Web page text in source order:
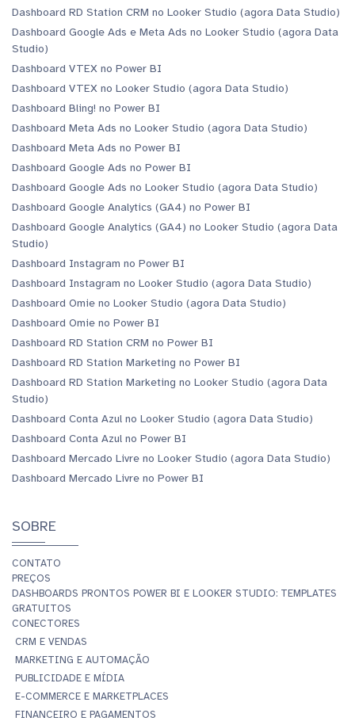
Dashboard RD Station CRM no Looker Studio (agora Data Studio)
Dashboard Google Ads e Meta Ads no Looker Studio (agora Data
Studio)
Dashboard VTEX no Power BI
Dashboard VTEX no Looker Studio (agora Data Studio)
Dashboard Bling! no Power BI
Dashboard Meta Ads no Looker Studio (agora Data Studio)
Dashboard Meta Ads no Power BI
Dashboard Google Ads no Power BI
Dashboard Google Ads no Looker Studio (agora Data Studio)
Dashboard Google Analytics (GA4) no Power BI
Dashboard Google Analytics (GA4) no Looker Studio (agora Data
Studio)
Dashboard Instagram no Power BI
Dashboard Instagram no Looker Studio (agora Data Studio)
Dashboard Omie no Looker Studio (agora Data Studio)
Dashboard Omie no Power BI
Dashboard RD Station CRM no Power BI
Dashboard RD Station Marketing no Power BI
Dashboard RD Station Marketing no Looker Studio (agora Data
Studio)
Dashboard Conta Azul no Looker Studio (agora Data Studio)
Dashboard Conta Azul no Power BI
Dashboard Mercado Livre no Looker Studio (agora Data Studio)
Dashboard Mercado Livre no Power BI
SOBRE
CONTATO
PREÇOS
DASHBOARDS PRONTOS POWER BI E LOOKER STUDIO: TEMPLATES
GRATUITOS
CONECTORES
CRM E VENDAS
MARKETING E AUTOMAÇÃO
PUBLICIDADE E MÍDIA
E-COMMERCE E MARKETPLACES
FINANCEIRO E PAGAMENTOS